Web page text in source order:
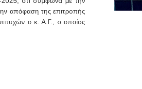
απόφαση της επιτροπής
ο κ. Α.Γ., ο οποίος